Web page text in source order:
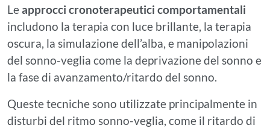
Leapprocci cronoterapeutici comportamentali
includono la terapia con luce brillante, la terapia
oscura, la simulazione dell’alba, e manipolazioni
del sonno-veglia come la deprivazione del sonno e
la fase di avanzamento/ritardo del sonno.
Queste tecniche sono utilizzate principalmente in
disturbi del ritmo sonno-veglia, come il ritardo di